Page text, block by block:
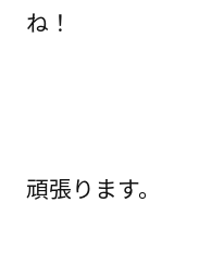
ね！
頑張ります。